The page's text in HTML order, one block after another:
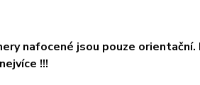
nafocené jsou pouze
!!!